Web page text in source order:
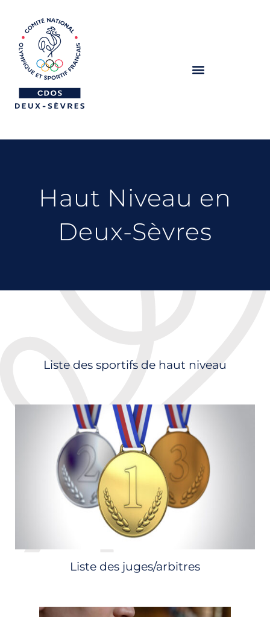
Haut Niveau en
Deux-Sèvres
Liste des sportifs de haut niveau
Liste des juges/arbitres